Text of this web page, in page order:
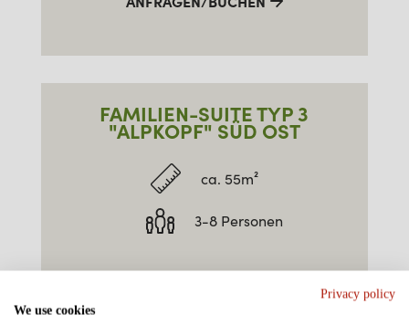
FAMILIEN-SUITE TYP 3
"ALPKOPF" SÜD OST
ca. 55m²
3-8 Personen
Privacy policy
We use cookies